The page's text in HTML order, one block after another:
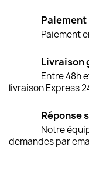
Paiement
Livraison
Entre 48h
livraison Express
Réponse
Notre
demandes par